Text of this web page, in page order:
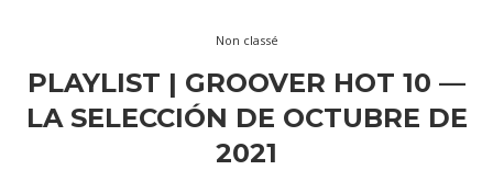
Non classé
PLAYLIST | GROOVER HOT 10 —
LA SELECCIÓN DE OCTUBRE DE
2021